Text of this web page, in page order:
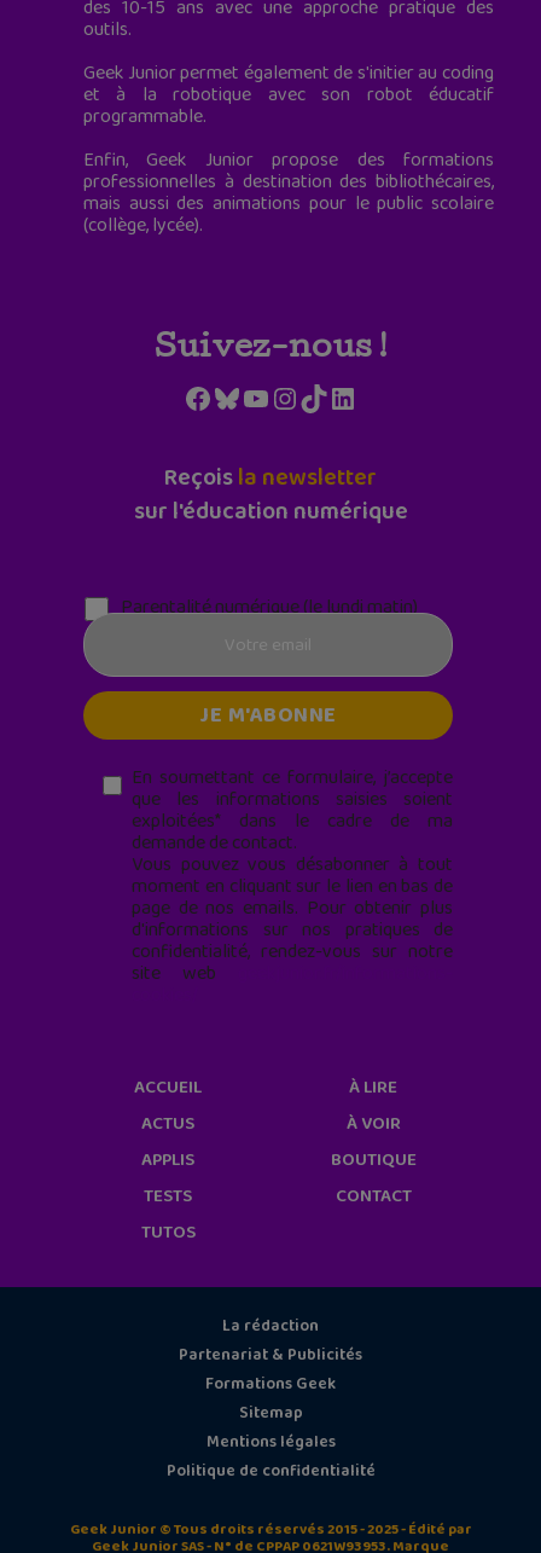
des 10-15 ans avec une approche pratique des
outils.
Geek Junior permet également de s'initier au coding
et à la robotique avec son robot éducatif
programmable.
Enfin, Geek Junior propose des formations
professionnelles à destination des bibliothécaires,
mais aussi des animations pour le public scolaire
(collège, lycée).
Suivez-nous !
Facebook
Bluesky
YouTube
Instagram
TikTokLinkedIn
Reçoisla newsletter
sur l'éducation numérique
Parentalité numérique (le lundi matin)
En soumettant ce formulaire, j’accepte
que les informations saisies soient
exploitées* dans le cadre de ma
demande de contact.
Vous pouvez vous désabonner à tout
moment en cliquant sur le lien en bas de
page de nos emails. Pour obtenir plus
d'informations sur nos pratiques de
confidentialité, rendez-vous sur notre
site web
ACCUEIL
ACTUS
APPLIS
TESTS
TUTOS
À LIRE
À VOIR
BOUTIQUE
CONTACT
La rédaction
Partenariat & Publicités
Formations Geek
Sitemap
Mentions légales
Politique de confidentialité
Geek Junior © Tous droits réservés 2015 - 2025 - Édité par
Geek Junior SAS - N° de CPPAP 0621W93953. Marque